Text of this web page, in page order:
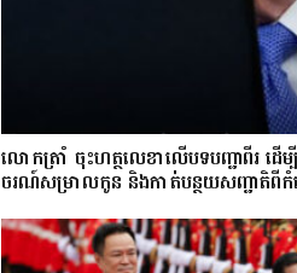
លោក​ត្រាំ ចុះហត្ថលេខាលើបទបញ្ជាពីរ ដើ
ចរណ៍សម្រាលកូន និងកាត់បន្ថយសញ្ជាតិពី